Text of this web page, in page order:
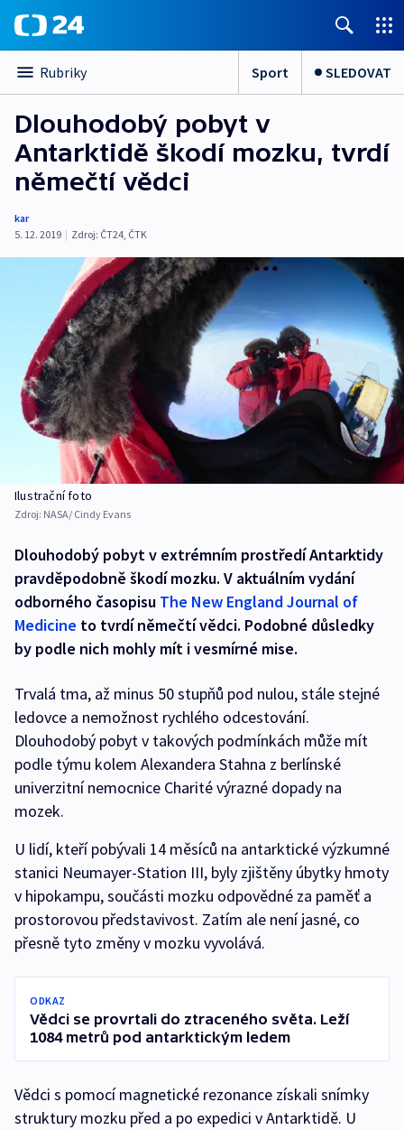
Rubriky Sport SLEDOVAT
Dlouhodobý pobyt v
Antarktidě škodí mozku, tvrdí
němečtí vědci
kar
5. 12. 2019 | Zdroj: ČT24, ČTK
Ilustrační foto
Zdroj: NASA/ Cindy Evans
Dlouhodobý pobyt v extrémním prostředí Antarktidy
pravděpodobně škodí mozku. V aktuálním vydání
odborného časopisu The New England Journal of
Medicine to tvrdí němečtí vědci. Podobné důsledky
by podle nich mohly mít i vesmírné mise.
Trvalá tma, až minus 50 stupňů pod nulou, stále stejné
ledovce a nemožnost rychlého odcestování.
Dlouhodobý pobyt v takových podmínkách může mít
podle týmu kolem Alexandera Stahna z berlínské
univerzitní nemocnice Charité výrazné dopady na
mozek.
U lidí, kteří pobývali 14 měsíců na antarktické výzkumné
stanici Neumayer-Station III, byly zjištěny úbytky hmoty
v hipokampu, součásti mozku odpovědné za paměť a
prostorovou představivost. Zatím ale není jasné, co
přesně tyto změny v mozku vyvolává.
ODKAZ
Vědci se provrtali do ztraceného světa. Leží
1084 metrů pod antarktickým ledem
Vědci s pomocí magnetické rezonance získali snímky
struktury mozku před a po expedici v Antarktidě. U